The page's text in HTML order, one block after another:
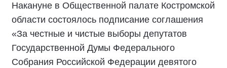
Накануне в Общественной палате Костромской
области состоялось подписание соглашения
«За честные и чистые выборы депутатов
Государственной Думы Федерального
Собрания Российской Федерации девятого